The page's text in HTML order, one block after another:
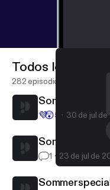
Frygteligt
Todos los
282 episodios
💜😲5 30 de jul
1 23 de jul de